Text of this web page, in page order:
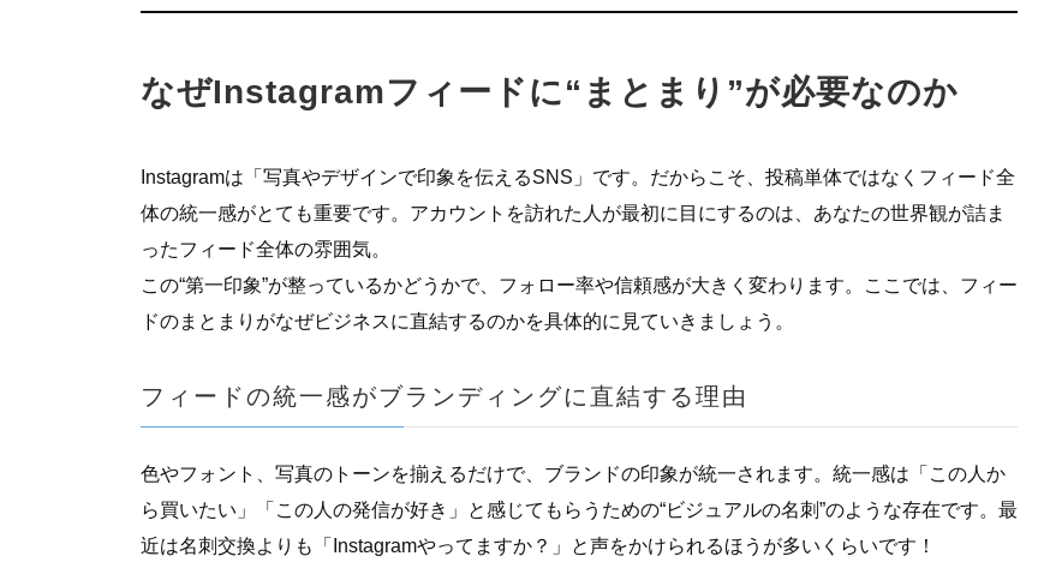
なぜInstagramフィードに“まとまり”が必要なのか
Instagramは「写真やデザインで印象を伝えるSNS」です。だからこそ、投稿単体ではなくフィード全
体の統一感がとても重要です。アカウントを訪れた人が最初に目にするのは、あなたの世界観が詰ま
ったフィード全体の雰囲気。
この“第一印象”が整っているかどうかで、フォロー率や信頼感が大きく変わります。ここでは、フィー
ドのまとまりがなぜビジネスに直結するのかを具体的に見ていきましょう。
フィードの統一感がブランディングに直結する理由
色やフォント、写真のトーンを揃えるだけで、ブランドの印象が統一されます。統一感は「この人か
ら買いたい」「この人の発信が好き」と感じてもらうための“ビジュアルの名刺”のような存在です。最
近は名刺交換よりも「Instagramやってますか？」と声をかけられるほうが多いくらいです！